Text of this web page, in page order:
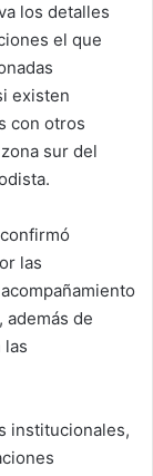
los detalles
el que
existen
con otros
sur del
las
además de
las
institucionales,